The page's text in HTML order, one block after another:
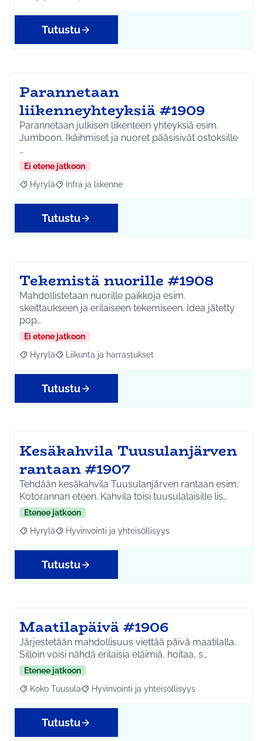
Tutustu
Parannetaan
liikenneyhteyksiä #1909
Parannetaan julkisen liikenteen yhteyksiä esim.
Jumboon. Ikäihmiset ja nuoret pääsisivät ostoksille
…
Ei etene jatkoon
Rajaa tulokset aihepiirin mukaan: Hyrylä
Hyrylä Rajaa tulokset teeman mukaan: Infra ja liikenne
Infra ja liikenne
Tutustu
Tekemistä nuorille #1908
Mahdollistetaan nuorille paikkoja esim.
skeittaukseen ja erilaiseen tekemiseen. Idea jätetty
pop…
Ei etene jatkoon
Rajaa tulokset aihepiirin mukaan: Hyrylä
Hyrylä Rajaa tulokset teeman mukaan: Liikunta ja
Liikunta ja harrastukset
Tutustu
Kesäkahvila Tuusulanjärven
rantaan #1907
Tehdään kesäkahvila Tuusulanjärven rantaan esim.
Kotorannan eteen. Kahvila toisi tuusulalaisille lis…
Etenee jatkoon
Rajaa tulokset aihepiirin mukaan: Hyrylä
Hyrylä Rajaa tulokset teeman mukaan: Hyvinvointi ja
Hyvinvointi ja yhteisöllisyys
Tutustu
Maatilapäivä #1906
Järjestetään mahdollisuus viettää päivä maatilalla.
Silloin voisi nähdä erilaisia eläimiä, hoitaa, s…
Etenee jatkoon
Rajaa tulokset aihepiirin mukaan: Koko Tuusula
Koko Tuusula Rajaa tulokset teeman mukaan: Hyvinvointi ja
Hyvinvointi ja yhteisöllisyys
Tutustu